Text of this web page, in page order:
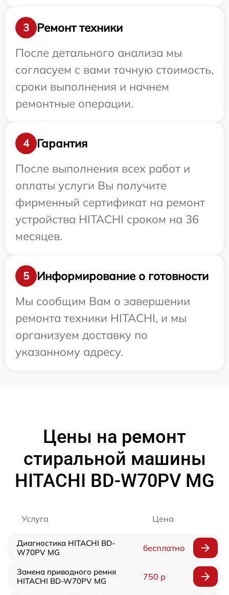
3
Ремонт техники
После детального анализа мы
согласуем с вами точную стоимость,
сроки выполнения и начнем
ремонтные операции.
4
Гарантия
После выполнения всех работ и
оплаты услуги Вы получите
фирменный сертификат на ремонт
устройства HITACHI сроком на 36
месяцев.
5
Информирование о готовности
Мы сообщим Вам о завершении
ремонта техники HITACHI, и мы
организуем доставку по
указанному адресу.
Цены на ремонт
стиральной машины
HITACHI BD-W70PV MG
Услуга Цена
Диагностика HITACHI BD-
W70PV MG
бесплатно
Замена приводного ремня
HITACHI BD-W70PV MG
750 р